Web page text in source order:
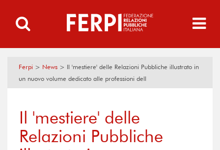
Ferpi > News > Il 'mestiere' delle Relazioni Pubbliche illustrato in
un nuovo volume dedicato alle professioni dell
Il 'mestiere' delle
Relazioni Pubbliche